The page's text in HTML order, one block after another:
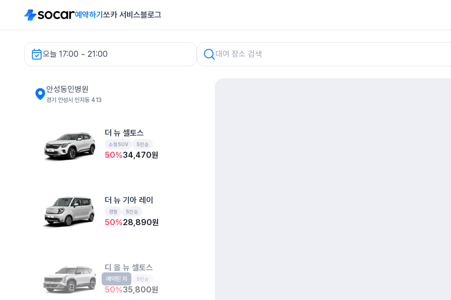
예약하기 쏘카 서비스블로그
오늘 17:00 ~ 21:00
안성동인병원 렌터카
안성동인병원
경기 안성시 인지동 413
더 뉴 셀토스
소형SUV 5인승
50%34,470원
더 뉴 기아 레이
경형 5인승
50%28,890원
디 올 뉴 셀토스
소형SUV 5인승
50%35,800원
예약된 차